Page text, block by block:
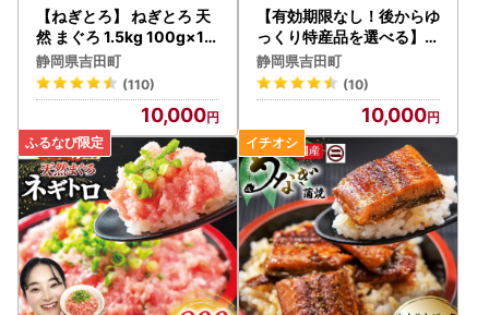
します。
・ふるさと納税事務処理、申請書類の各種手続きのため
・お礼の品発送のため
・お問い合わせ回答、履歴管理、サービス向上のため
・ふるさと納税のカタログ、メールマガジン、資料の送付、
その他サービスの提供のため
【ねぎとろ】 ねぎとろ 天
然 まぐろ 1.5kg 100g×15
パック
静岡県吉田町
(110)
10,000
【有効期限なし！後からゆ
っくり特産品を選べる】静
岡県吉田町カタログポイン
ト
静岡県吉田町
(10)
10,000